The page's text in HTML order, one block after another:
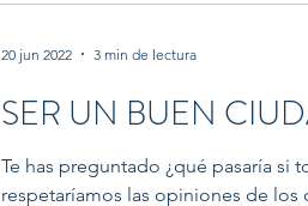
SER UN BUEN
Te has preguntado ¿qué pasaría si
respetaríamos las opiniones de los
20 jun 2022 3 min de lectura